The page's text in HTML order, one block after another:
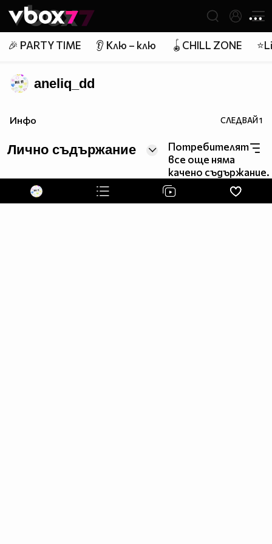
👾
🎉 PARTY TIME 👂 Клю – клю 🪀CHILL ZONE
aneliq_dd
Инфо СЛЕДВАЙ1
Лично съдържание
Потребителят
все още няма
качено съдържание.